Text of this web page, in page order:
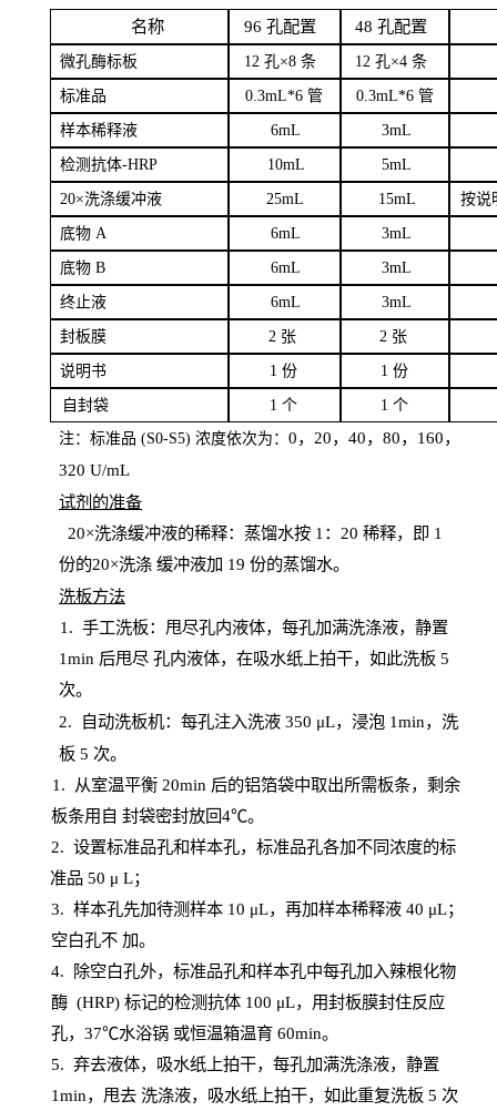
名称 96 孔配置 48 孔配置
微孔酶标板 12 孔×8 条 12 孔×4 条
标准品 0.3mL*6 管 0.3mL*6 管
样本稀释液 6mL 3mL
检测抗体-HRP 10mL 5mL
20×洗涤缓冲液 25mL 15mL 按说
底物A 6mL 3mL
底物B 6mL 3mL
终止液 6mL 3mL
封板膜 2 张 2 张
说明书 1 份 1 份
自封袋 1 个 1 个
注：标准品 (S0-S5) 浓度依次为： 0，20，40，80，160，
320 U/mL
试剂的准备
20×洗涤缓冲液的稀释：蒸馏水按 1：20 稀释，即 1
份的20×洗涤 缓冲液加 19 份的蒸馏水。
洗板方法
1. 手工洗板：甩尽孔内液体，每孔加满洗涤液，静置
1min 后甩尽 孔内液体，在吸水纸上拍干，如此洗板 5
次。
2.
自动洗板机：每孔注入洗液 350 μL，浸泡 1min，洗
板 5 次。
1 . 从室温平衡 20min 后的铝箔袋中取出所需板条，剩余
板条用自 封袋密封放回4℃。
2. 设置标准品孔和样本孔，标准品孔各加不同浓度的标
准品 50 μ L；
3. 样本孔先加待测样本 10 μL，再加样本稀释液 40 μL；
空白孔不 加。
4.
除空白孔外，标准品孔和样本孔中每孔加入辣根化物
酶 (HRP) 标记的检测抗体 100 μL，用封板膜封住反应
孔， 37℃水浴锅 或恒温箱温育60min。
5. 弃去液体，吸水纸上拍干，每孔加满洗涤液，静置
1min，甩去 洗涤液，吸水纸上拍干，如此重复洗板 5 次